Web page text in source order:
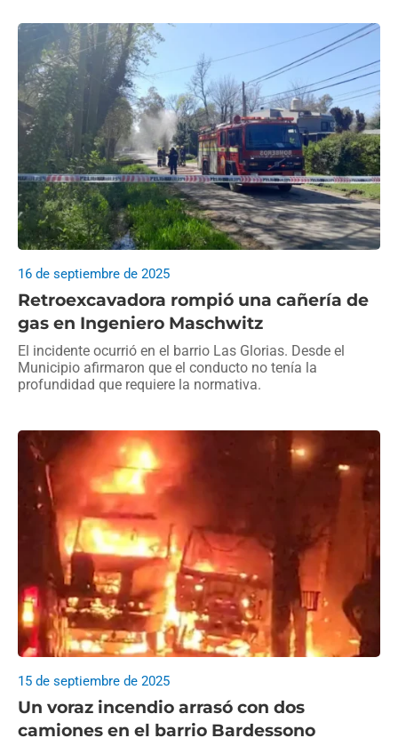
Retroexcavadora rompió una cañería de
gas en Ingeniero Maschwitz
16 de septiembre de 2025
El incidente ocurrió en el barrio Las Glorias. Desde el
Municipio afirmaron que el conducto no tenía la
profundidad que requiere la normativa.
Un voraz incendio arrasó con dos
camiones en el barrio Bardessono
15 de septiembre de 2025